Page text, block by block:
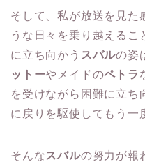
そして、私が放送を見た
うな日々を乗り越えるこ
に立ち向かう スバルの姿
ットーやメイドのペトラ
を受けながら困難に立ち
に戻りを駆使してもう一
そんなスバルの努力が報